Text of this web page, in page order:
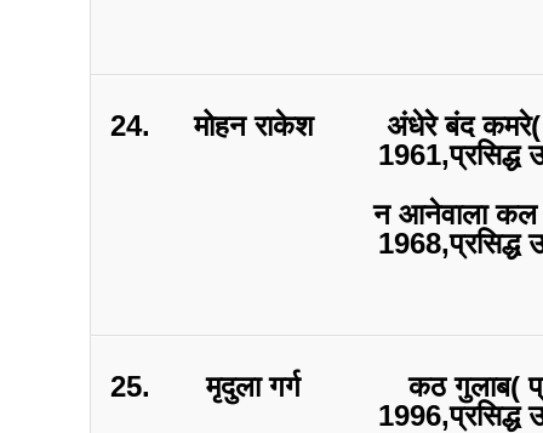
24. मोहन राकेश
अंधेरे बंद कमरे(
1961,प्रसिद्ध
न आनेवाला कल
1968,प्रसिद्ध
25. मृदुला गर्ग
कठ गुलाब(
1996,प्रसिद्ध